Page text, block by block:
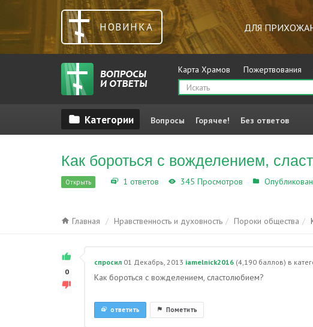
НОВИНКА ДЛЯ
Карта Храмов Пожертвования
Вопросы Горячее! Без ответов
Как бороться с вожделением,
Открыть 1 ответов 345 Просмотров Опубликован
Главная Нравственность и духовность Пороки общества
0
спросил 01 Декабрь, 2013 iamelnick2016 (4,190 баллов) в
Как бороться с вожделением, сластолюбием?
Пометить
ответить